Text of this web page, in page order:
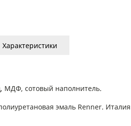
Характеристики
МДФ, сотовый наполнитель.
эмаль Renner.